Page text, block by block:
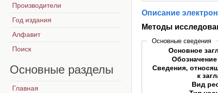
Описание
Методы
Основные сведения
Основное
Сведения,
к
Вид
Производители
Год издания
Алфавит
Поиск
Основные разделы
Главная